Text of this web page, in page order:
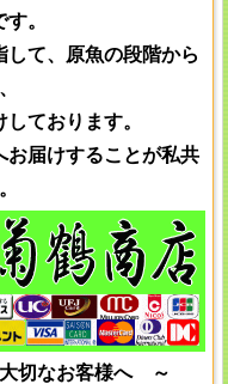
。
て、原魚の段階から
ております。
届けすることが私共
切なお客様へ ～